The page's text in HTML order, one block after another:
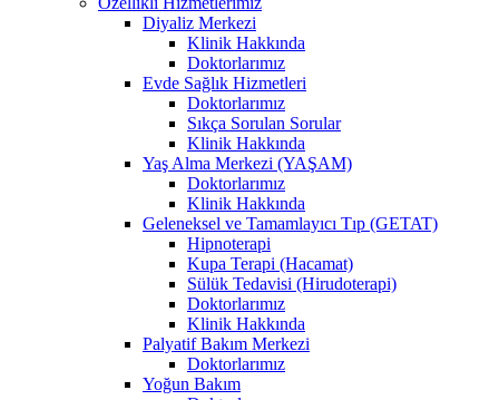
Diyaliz Merkezi
Klinik Hakkında
Doktorlarımız
Evde Sağlık Hizmetleri
Doktorlarımız
Sıkça Sorulan Sorular
Klinik Hakkında
Yaş Alma Merkezi (YAŞAM)
Doktorlarımız
Klinik Hakkında
Geleneksel ve Tamamlayıcı Tıp (GETAT)
Hipnoterapi
Kupa Terapi (Hacamat)
Sülük Tedavisi (Hirudoterapi)
Doktorlarımız
Klinik Hakkında
Palyatif Bakım Merkezi
Doktorlarımız
Yoğun Bakım